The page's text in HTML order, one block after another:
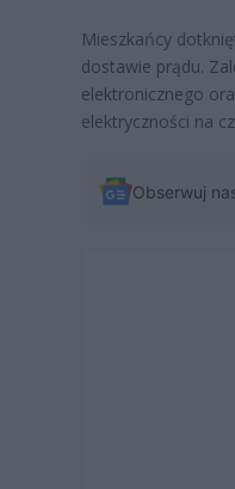
Mieszkańcy
dostawie prądu.
elektronicznego
elektryczności na
Obserwuj